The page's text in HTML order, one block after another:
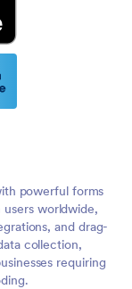
powerful forms
worldwide,
and drag-
collection,
requiring